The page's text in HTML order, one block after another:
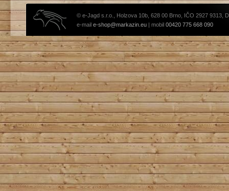
© e-Jagd s.r.o., Holzova 10b, 628 00 Brno, IČO 2927 9313,
e-mail e-shop@markazin.eu | mobil 00420 775 668 090